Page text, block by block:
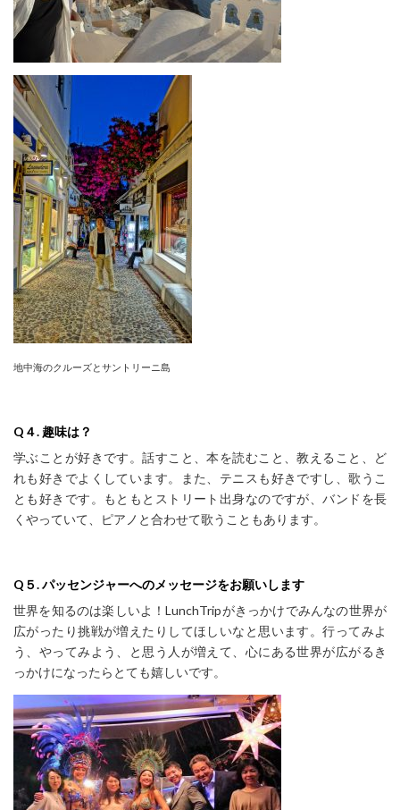
地中海のクルーズとサントリーニ島
Q ４. 趣味は？
学ぶことが好きです。話すこと、本を読むこと、教えること、ど
れも好きでよくしていま す。また、テニスも好きですし、歌うこ
とも好きです。もともとストリート出身なのですが、バンドを長
くやっていて、ピアノと合わせて歌うこともあります。
Q ５.パッセンジャーへのメッセージをお願いします
世界を知るのは楽しいよ！LunchTripがきっかけでみんなの世界が
広がったり挑戦が増えた りしてほしいなと思います。行ってみよ
う、やってみよう、と思う人が増えて、心にある世界が広がるき
っかけになったらとても嬉しいです。